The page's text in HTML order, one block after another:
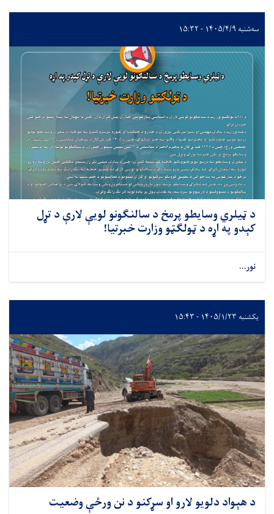
سه‌شنبه ۱۴۰۵/۴/۹ - ۱۵:۳۲
د ټیلري وسایطو پرمخ د سالنګونو لویې لارې د تړل
کېدو په اړه د ټولګټو وزارت خبرتیا!
نور...
یکشنبه ۱۴۰۵/۱/۲۳ - ۱۵:۴۳
د هېواد دلویو لارو او سړکنو د نن ورځې وضعیت